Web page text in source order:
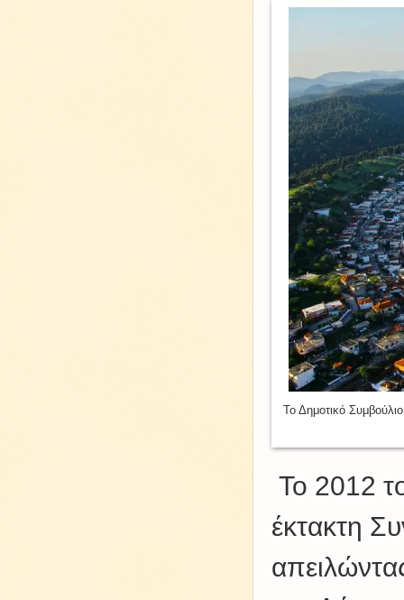
Το Δημοτικό
Το 2012
έκτακτη